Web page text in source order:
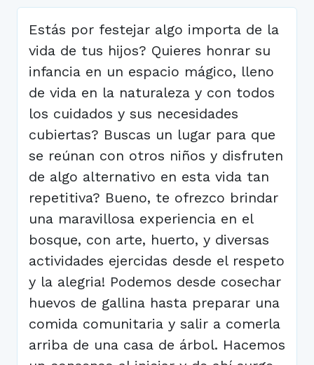
Estás por festejar algo importa de la
vida de tus hijos? Quieres honrar su
infancia en un espacio mágico, lleno
de vida en la naturaleza y con todos
los cuidados y sus necesidades
cubiertas? Buscas un lugar para que
se reúnan con otros niños y disfruten
de algo alternativo en esta vida tan
repetitiva? Bueno, te ofrezco brindar
una maravillosa experiencia en el
bosque, con arte, huerto, y diversas
actividades ejercidas desde el respeto
y la alegria! Podemos desde cosechar
huevos de gallina hasta preparar una
comida comunitaria y salir a comerla
arriba de una casa de árbol. Hacemos